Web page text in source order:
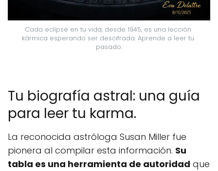
Cada eclipse en tu vida, desde 1945, es una lección
kármica esperando ser descifrada. Aprende a leer tu
pasado.
Tu biografía astral: una guía
para leer tu karma.
La reconocida astróloga Susan Miller fue
pionera al compilar esta información. Su
tabla es una herramienta de autoridad que